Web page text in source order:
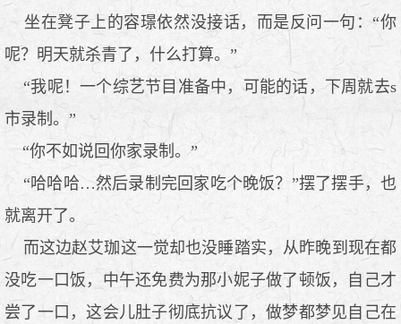
坐在凳子上的容璟依然没接话，而是反问一句：“你
呢？明天就杀青了，什么打算。”
“我呢！一个综艺节目准备中，可能的话，下周就去s
市录制。”
“你不如说回你家录制。”
“哈哈哈…然后录制完回家吃个晚饭？”摆了摆手，也
就离开了。
而这边赵艾珈这一觉却也没睡踏实，从昨晚到现在都
没吃一口饭，中午还免费为那小妮子做了顿饭，自己才
尝了一口，这会儿肚子彻底抗议了，做梦都梦见自己在